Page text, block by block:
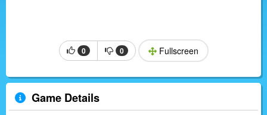
0 0 Fullscreen
Game Details